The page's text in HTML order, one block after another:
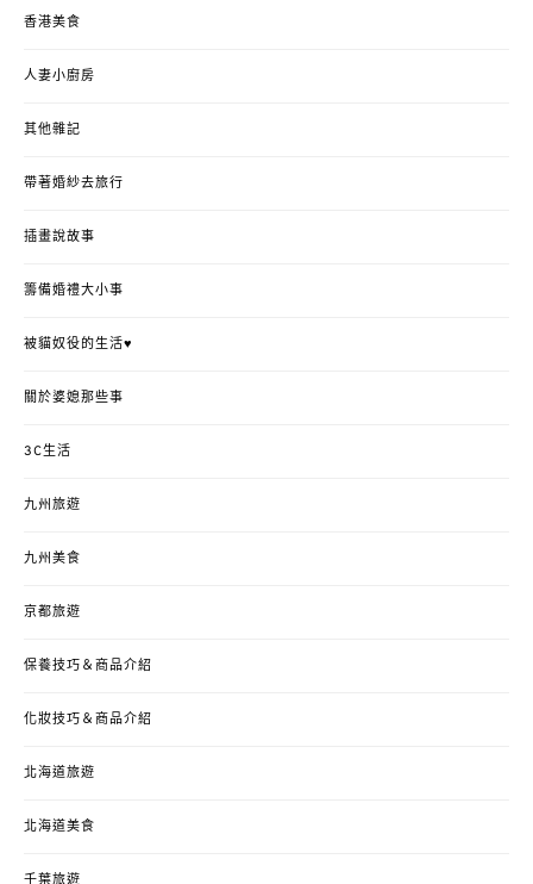
香港美食
人妻小廚房
其他雜記
帶著婚紗去旅行
插畫說故事
籌備婚禮大小事
被貓奴役的生活♥
關於婆媳那些事
3C生活
九州旅遊
九州美食
京都旅遊
保養技巧＆商品介紹
化妝技巧＆商品介紹
北海道旅遊
北海道美食
千葉旅遊